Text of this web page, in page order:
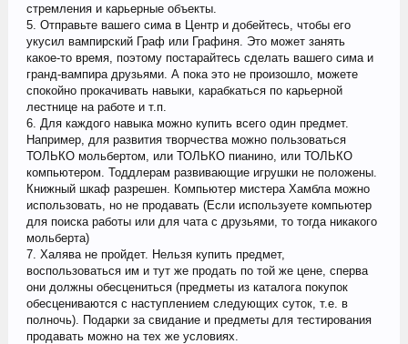
стремления и карьерные объекты.
5. Отправьте вашего сима в Центр и добейтесь, чтобы его
укусил вампирский Граф или Графиня. Это может занять
какое-то время, поэтому постарайтесь сделать вашего сима и
гранд-вампира друзьями. А пока это не произошло, можете
спокойно прокачивать навыки, карабкаться по карьерной
лестнице на работе и т.п.
6. Для каждого навыка можно купить всего один предмет.
Например, для развития творчества можно пользоваться
ТОЛЬКО мольбертом, или ТОЛЬКО пианино, или ТОЛЬКО
компьютером. Тоддлерам развивающие игрушки не положены.
Книжный шкаф разрешен. Компьютер мистера Хамбла можно
использовать, но не продавать (Если используете компьютер
для поиска работы или для чата с друзьями, то тогда никакого
мольберта)
7. Халява не пройдет. Нельзя купить предмет,
воспользоваться им и тут же продать по той же цене, сперва
они должны обесцениться (предметы из каталога покупок
обесцениваются с наступлением следующих суток, т.е. в
полночь). Подарки за свидание и предметы для тестирования
продавать можно на тех же условиях.